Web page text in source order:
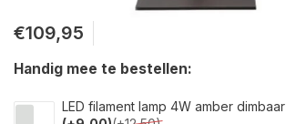
€109,95
Handig mee te bestellen:
LED filament lamp 4W amber dimbaar